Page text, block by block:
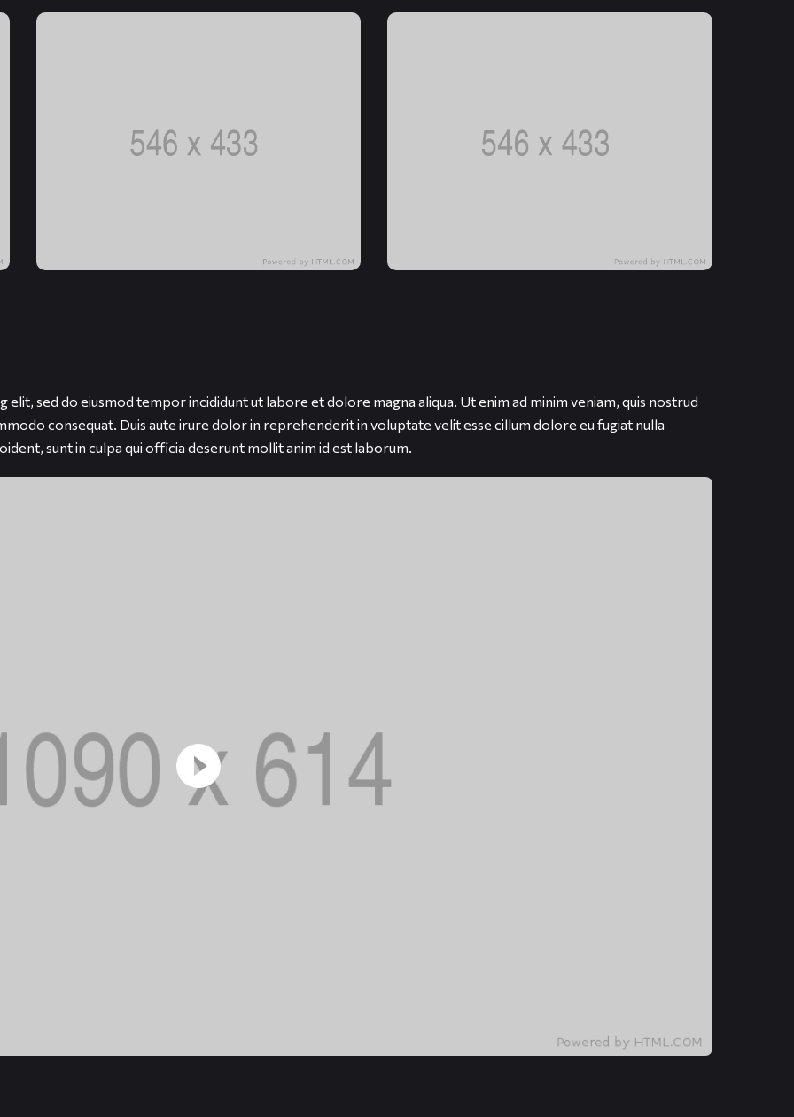
sed do eiusmod tempor incididunt ut labore et dolore magna aliqua. Ut enim ad minim veniam, quis nostrud
consequat. Duis aute irure dolor in reprehenderit in voluptate velit esse cillum dolore eu fugiat nulla
sunt in culpa qui officia deserunt mollit anim id est laborum.